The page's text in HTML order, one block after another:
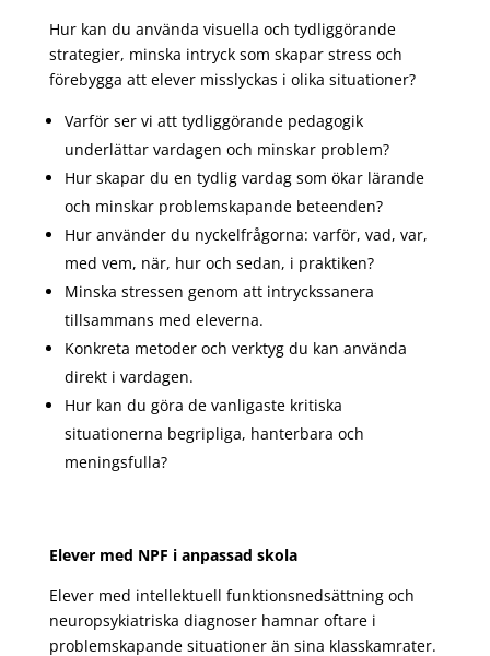
Hur kan du använda visuella och tydliggörande
strategier, minska intryck som skapar stress och
förebygga att elever misslyckas i olika situationer?
Varför ser vi att tydliggörande pedagogik
underlättar vardagen och minskar problem?
Hur skapar du en tydlig vardag som ökar lärande
och minskar problemskapande beteenden?
Hur använder du nyckelfrågorna: varför, vad, var,
med vem, när, hur och sedan, i praktiken?
Minska stressen genom att intryckssanera
tillsammans med eleverna.
Konkreta metoder och verktyg du kan använda
direkt i vardagen.
Hur kan du göra de vanligaste kritiska
situationerna begripliga, hanterbara och
meningsfulla?
Elever med NPF i anpassad skola
Elever med intellektuell funktionsnedsättning och
neuropsykiatriska diagnoser hamnar oftare i
problemskapande situationer än sina klasskamrater.